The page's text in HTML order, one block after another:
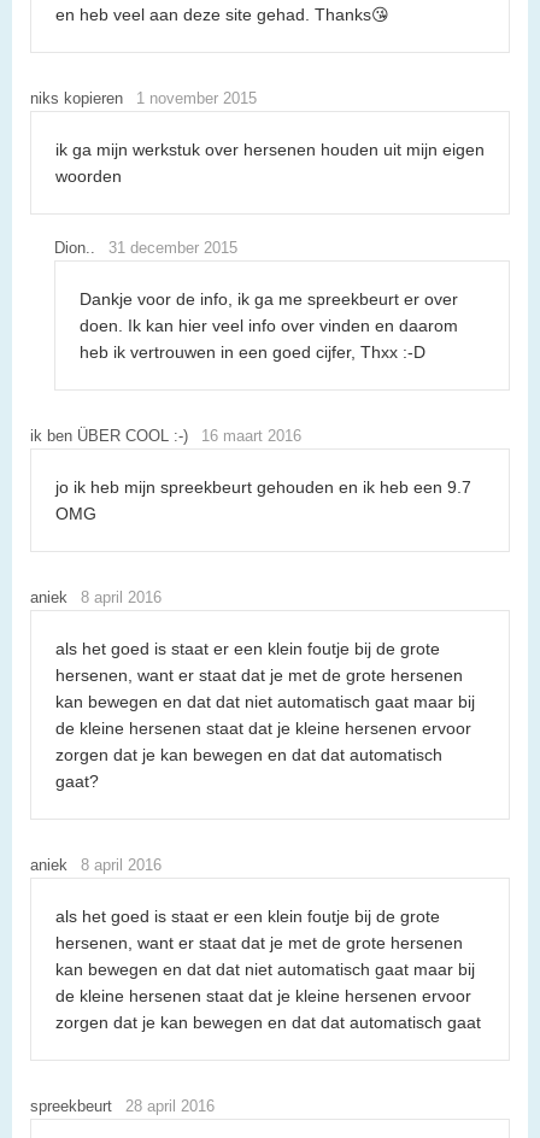
en heb veel aan deze site gehad. Thanks😘
niks kopieren 1 november 2015
ik ga mijn werkstuk over hersenen houden uit mijn eigen
woorden
Dion.. 31 december 2015
Dankje voor de info, ik ga me spreekbeurt er over
doen. Ik kan hier veel info over vinden en daarom
heb ik vertrouwen in een goed cijfer, Thxx :-D
ik ben ÜBER COOL :-) 16 maart 2016
jo ik heb mijn spreekbeurt gehouden en ik heb een 9.7
OMG
aniek 8 april 2016
als het goed is staat er een klein foutje bij de grote
hersenen, want er staat dat je met de grote hersenen
kan bewegen en dat dat niet automatisch gaat maar bij
de kleine hersenen staat dat je kleine hersenen ervoor
zorgen dat je kan bewegen en dat dat automatisch
gaat?
aniek 8 april 2016
als het goed is staat er een klein foutje bij de grote
hersenen, want er staat dat je met de grote hersenen
kan bewegen en dat dat niet automatisch gaat maar bij
de kleine hersenen staat dat je kleine hersenen ervoor
zorgen dat je kan bewegen en dat dat automatisch gaat
spreekbeurt 28 april 2016